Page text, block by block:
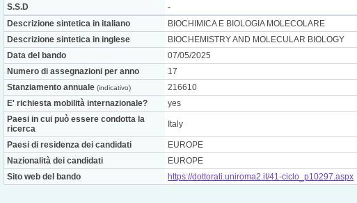
S.S.D
-
Descrizione sintetica in italiano
BIOCHIMICA E BIOLOGIA MOLECOLARE
Descrizione sintetica in inglese
BIOCHEMISTRY AND MOLECULAR BIOLOGY
Data del bando
07/05/2025
Numero di assegnazioni per anno
17
Stanziamento annuale (indicativo)
216610
E' richiesta mobilità internazionale?
yes
Paesi in cui può essere condotta la
ricerca
Italy
Paesi di residenza dei candidati
EUROPE
Nazionalità dei candidati
EUROPE
Sito web del bando
https://dottorati.uniroma2.it/41-ciclo_p10297.aspx